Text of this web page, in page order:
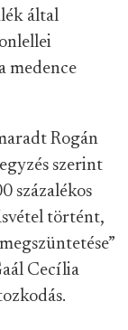
által
medence
Rogán
szerint
százalékos
történt,
Cecília